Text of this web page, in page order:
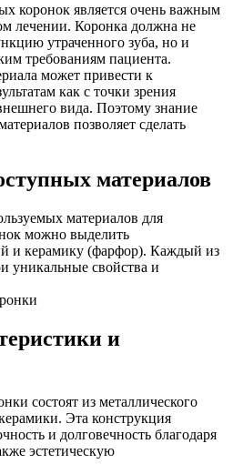
коронок является очень важным
лечении. Коронка должна не
утраченного зуба, но и
требованиям пациента.
может привести к
как с точки зрения
вида. Поэтому знание
позволяет сделать
материалов
материалов для
можно выделить
и керамику (фарфор). Каждый из
уникальные свойства и
и
состоят из металлического
Эта конструкция
и долговечность благодаря
эстетическую